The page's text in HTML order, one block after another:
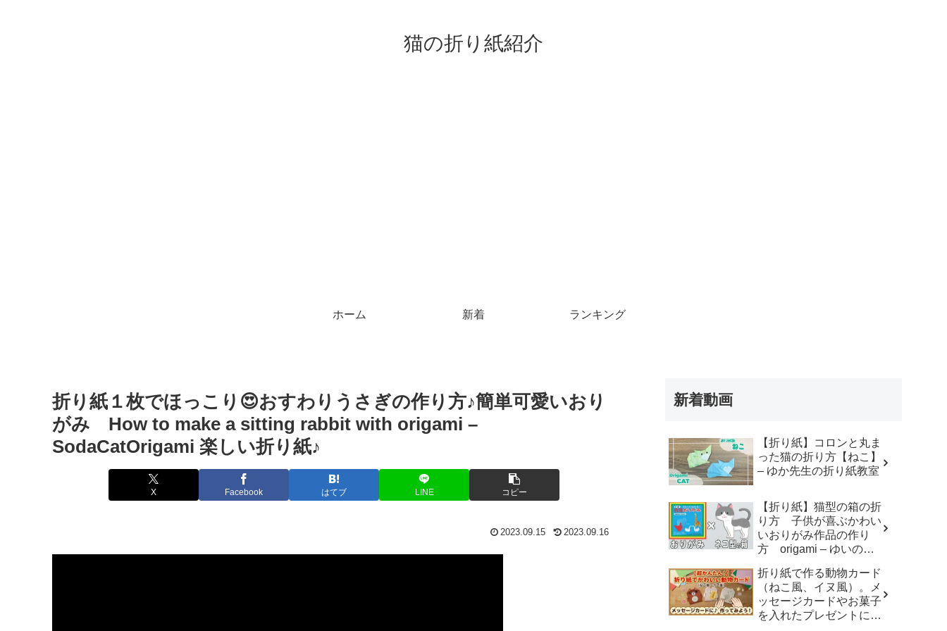
猫の折り紙紹介
ホーム 新着 ランキング
折り紙１枚でほっこり😍おすわりうさぎの作り方♪簡単可愛いおり
がみ How to make a sitting rabbit with origami –
SodaCatOrigami 楽しい折り紙♪
X Facebook はてブ LINE コピー
2023.09.15 2023.09.16
新着動画
【折り紙】コロンと丸ま
った猫の折り方【ねこ】
– ゆか先生の折り紙教室
【折り紙】猫型の箱の折
り方 子供が喜ぶかわい
いおりがみ作品の作り
方 origami – ゆいのお
折り紙で作る動物カード
（ねこ風、イヌ風）。メ
ッセージカードやお菓子
を入れたプレゼントに。